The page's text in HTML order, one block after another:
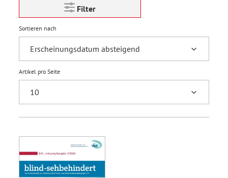
Filter
Sortieren nach
Artikel pro Seite